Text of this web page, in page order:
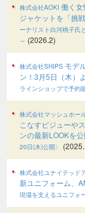
株式会社AOKI 働く女
ジャケットを「挑
ーナリスト白河桃子氏
～ (2026.2)
株式会社SHIPS モデ
ン！3月5日（木）
ラインショップで予約
株式会社マッシュホー
こなすビジューや
ンの最新LOOKを公
20日(木)公開〉
株式会社ユナイテッド
新ユニフォーム、
現場を支えるユニフォ